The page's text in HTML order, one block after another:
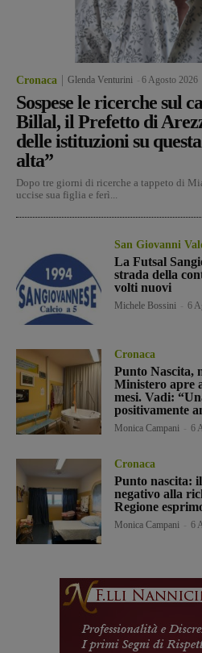
Cronaca Glenda Venturini 6 Agosto 2026
Sospese le ricerche sul
Billal, il Prefetto di
delle istituzioni su
alta”
Dopo tre giorni di ricerche a tappeto di
uccise sua figlia e ferì...
San Giovanni
La Futsal
strada della
volti nuovi
Michele Bossini 6
Cronaca
Punto Nascita,
Ministero apre
mesi. Vadi:
positivamente
Monica Campani 6
Cronaca
Punto nascita:
negativo alla
Regione
Monica Campani 6